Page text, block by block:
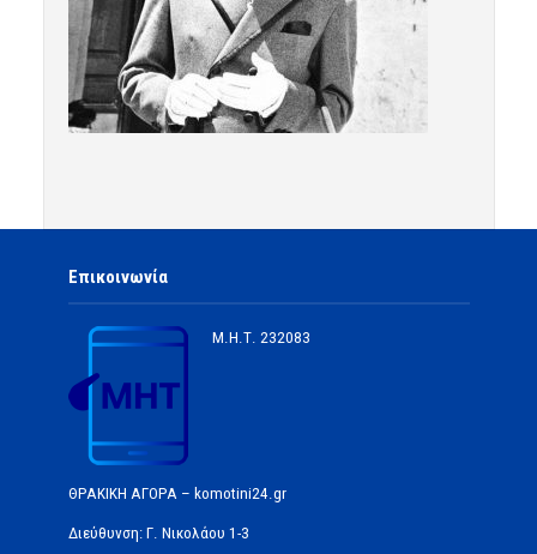
Επικοινωνία
Μ.Η.Τ. 232083
ΘΡΑΚΙΚΗ ΑΓΟΡΑ – komotini24.gr
Διεύθυνση: Γ. Νικολάου 1-3